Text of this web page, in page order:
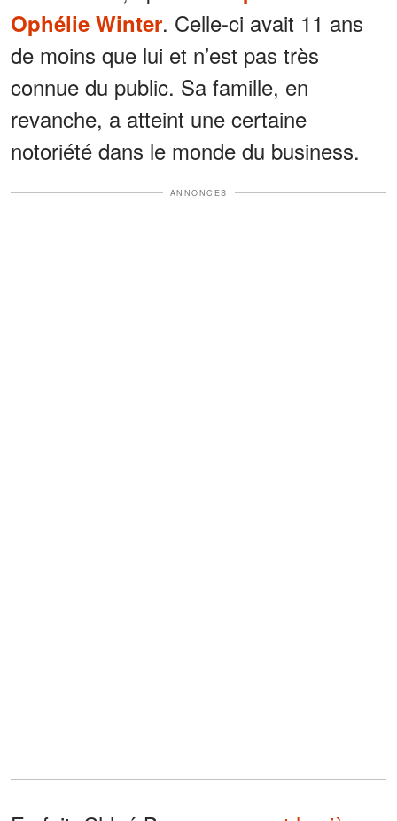
Ophélie Winter. Celle-ci avait 11 ans
de moins que lui et n’est pas très
connue du public. Sa famille, en
revanche, a atteint une certaine
notoriété dans le monde du business.
ANNONCES